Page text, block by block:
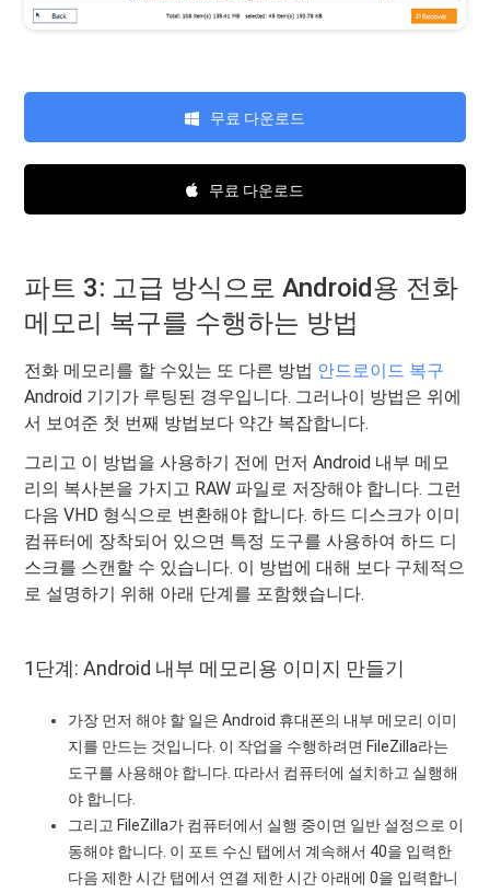
무료 다운로드
무료 다운로드
파트 3: 고급 방식으로 Android용 전화
메모리 복구를 수행하는 방법
전화 메모리를 할 수있는 또 다른 방법 안드로이드 복구
Android 기기가 루팅된 경우입니다. 그러나이 방법은 위에
서 보여준 첫 번째 방법보다 약간 복잡합니다.
그리고 이 방법을 사용하기 전에 먼저 Android 내부 메모
리의 복사본을 가지고 RAW 파일로 저장해야 합니다. 그런
다음 VHD 형식으로 변환해야 합니다. 하드 디스크가 이미
컴퓨터에 장착되어 있으면 특정 도구를 사용하여 하드 디
스크를 스캔할 수 있습니다. 이 방법에 대해 보다 구체적으
로 설명하기 위해 아래 단계를 포함했습니다.
1단계: Android 내부 메모리용 이미지 만들기
가장 먼저 해야 할 일은 Android 휴대폰의 내부 메모리 이미
지를 만드는 것입니다. 이 작업을 수행하려면 FileZilla라는
도구를 사용해야 합니다. 따라서 컴퓨터에 설치하고 실행해
야 합니다.
그리고 FileZilla가 컴퓨터에서 실행 중이면 일반 설정으로 이
동해야 합니다. 이 포트 수신 탭에서 계속해서 40을 입력한
다음 제한 시간 탭에서 연결 제한 시간 아래에 0을 입력합니